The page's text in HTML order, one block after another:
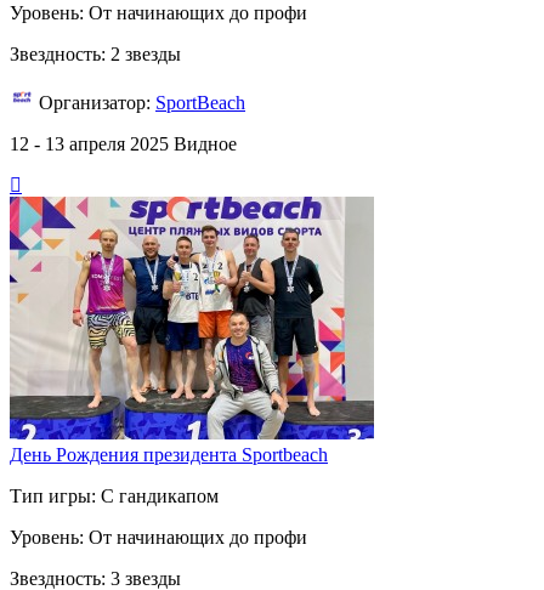
Уровень: От начинающих до профи
Звездность: 2 звезды
Организатор: SportBeach
12 - 13 апреля 2025 Видное
День Рождения президента Sportbeach
Тип игры: С гандикапом
Уровень: От начинающих до профи
Звездность: 3 звезды